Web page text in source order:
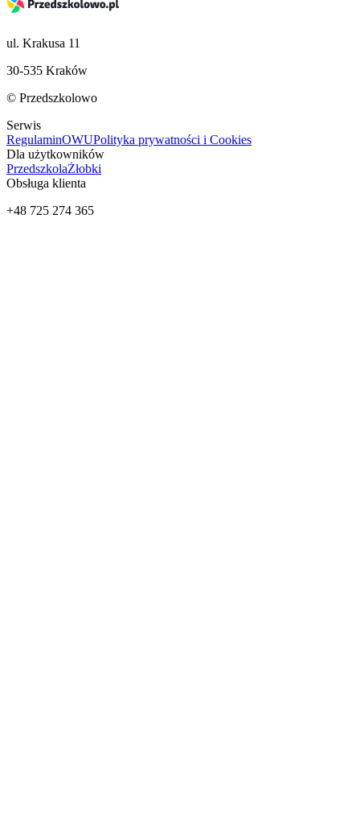
ul. Krakusa 11
30-535 Kraków
© Przedszkolowo
Serwis
RegulaminOWUPolityka prywatności i Cookies
Dla użytkowników
PrzedszkolaŻłobki
Obsługa klienta
+48 725 274 365